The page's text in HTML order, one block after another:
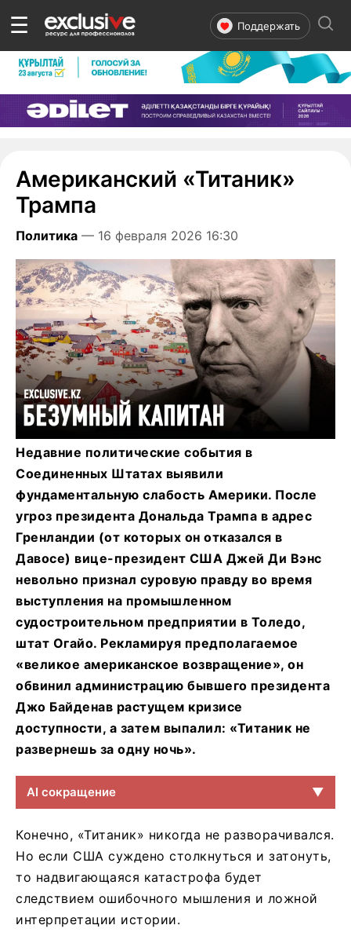
☰ Поддержать
Американский «Титаник»
Трампа
Политика — 16 февраля 2026 16:30
Недавние политические события в
Соединенных Штатах выявили
фундаментальную слабость Америки. После
угроз президента Дональда Трампа в адрес
Гренландии (от которых он отказался в
Давосе) вице-президент США Джей Ди Вэнс
невольно признал суровую правду во время
выступления на промышленном
судостроительном предприятии в Толедо,
штат Огайо. Рекламируя предполагаемое
«великое американское возвращение», он
обвинил администрацию бывшего президента
Джо Байденав растущем кризисе
доступности, а затем выпалил: «Титаник не
развернешь за одну ночь».
AI сокращение ▼
Конечно, «Титаник» никогда не разворачивался.
Но если США суждено столкнуться и затонуть,
то надвигающаяся катастрофа будет
следствием ошибочного мышления и ложной
интерпретации истории.